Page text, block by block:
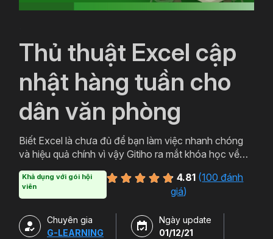
Thủ thuật Excel cập
nhật hàng tuần cho
dân văn phòng
Biết Excel là chưa đủ để bạn làm việc nhanh chóng
và hiệu quả chính vì vậy Gitiho ra mắt khóa học về
văn phòng sẽ tự tin thao tác về những hàm, công cụ
trong Excel và ứng dụng để giải quyết công việc một
Khả dụng với gói hội
viên
4.81 (100 đánh
giá)
Chuyên gia
G-LEARNING
Ngày update
01/12/21